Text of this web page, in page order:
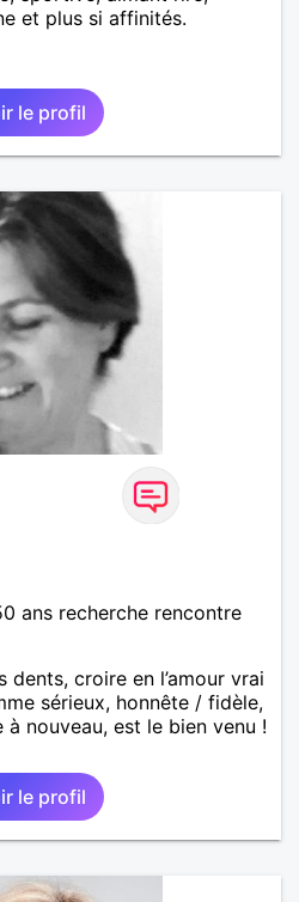
et plus si affinités.
le profil
ans recherche rencontre
dents, croire en l’amour vrai
sérieux, honnête / fidèle,
nouveau, est le bien venu !
le profil